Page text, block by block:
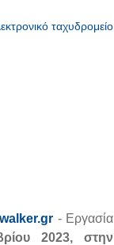
ταχυδρομείο
- Εργασία
2023,στην